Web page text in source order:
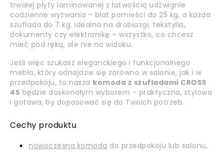
trwałej płyty laminowanej z łatwością udźwignie
codzienne wyzwania – blat pomieści do 25 kg, a każda
szuflada do 7 kg. Idealna na drobiazgi, tekstylia,
dokumenty czy elektronikę – wszystko, co chcesz
mieć pod ręką, ale nie na widoku.
Jeśli więc szukasz eleganckiego i funkcjonalnego
mebla, który odnajdzie się zarówno w salonie, jak i w
przedpokoju, to nasza komoda z szufladami CROSS
4S będzie doskonałym wyborem – praktyczna, stylowa
i gotowa, by dopasować się do Twoich potrzeb.
Cechy produktu
nowoczesna komoda do przedpokoju lub salonu,